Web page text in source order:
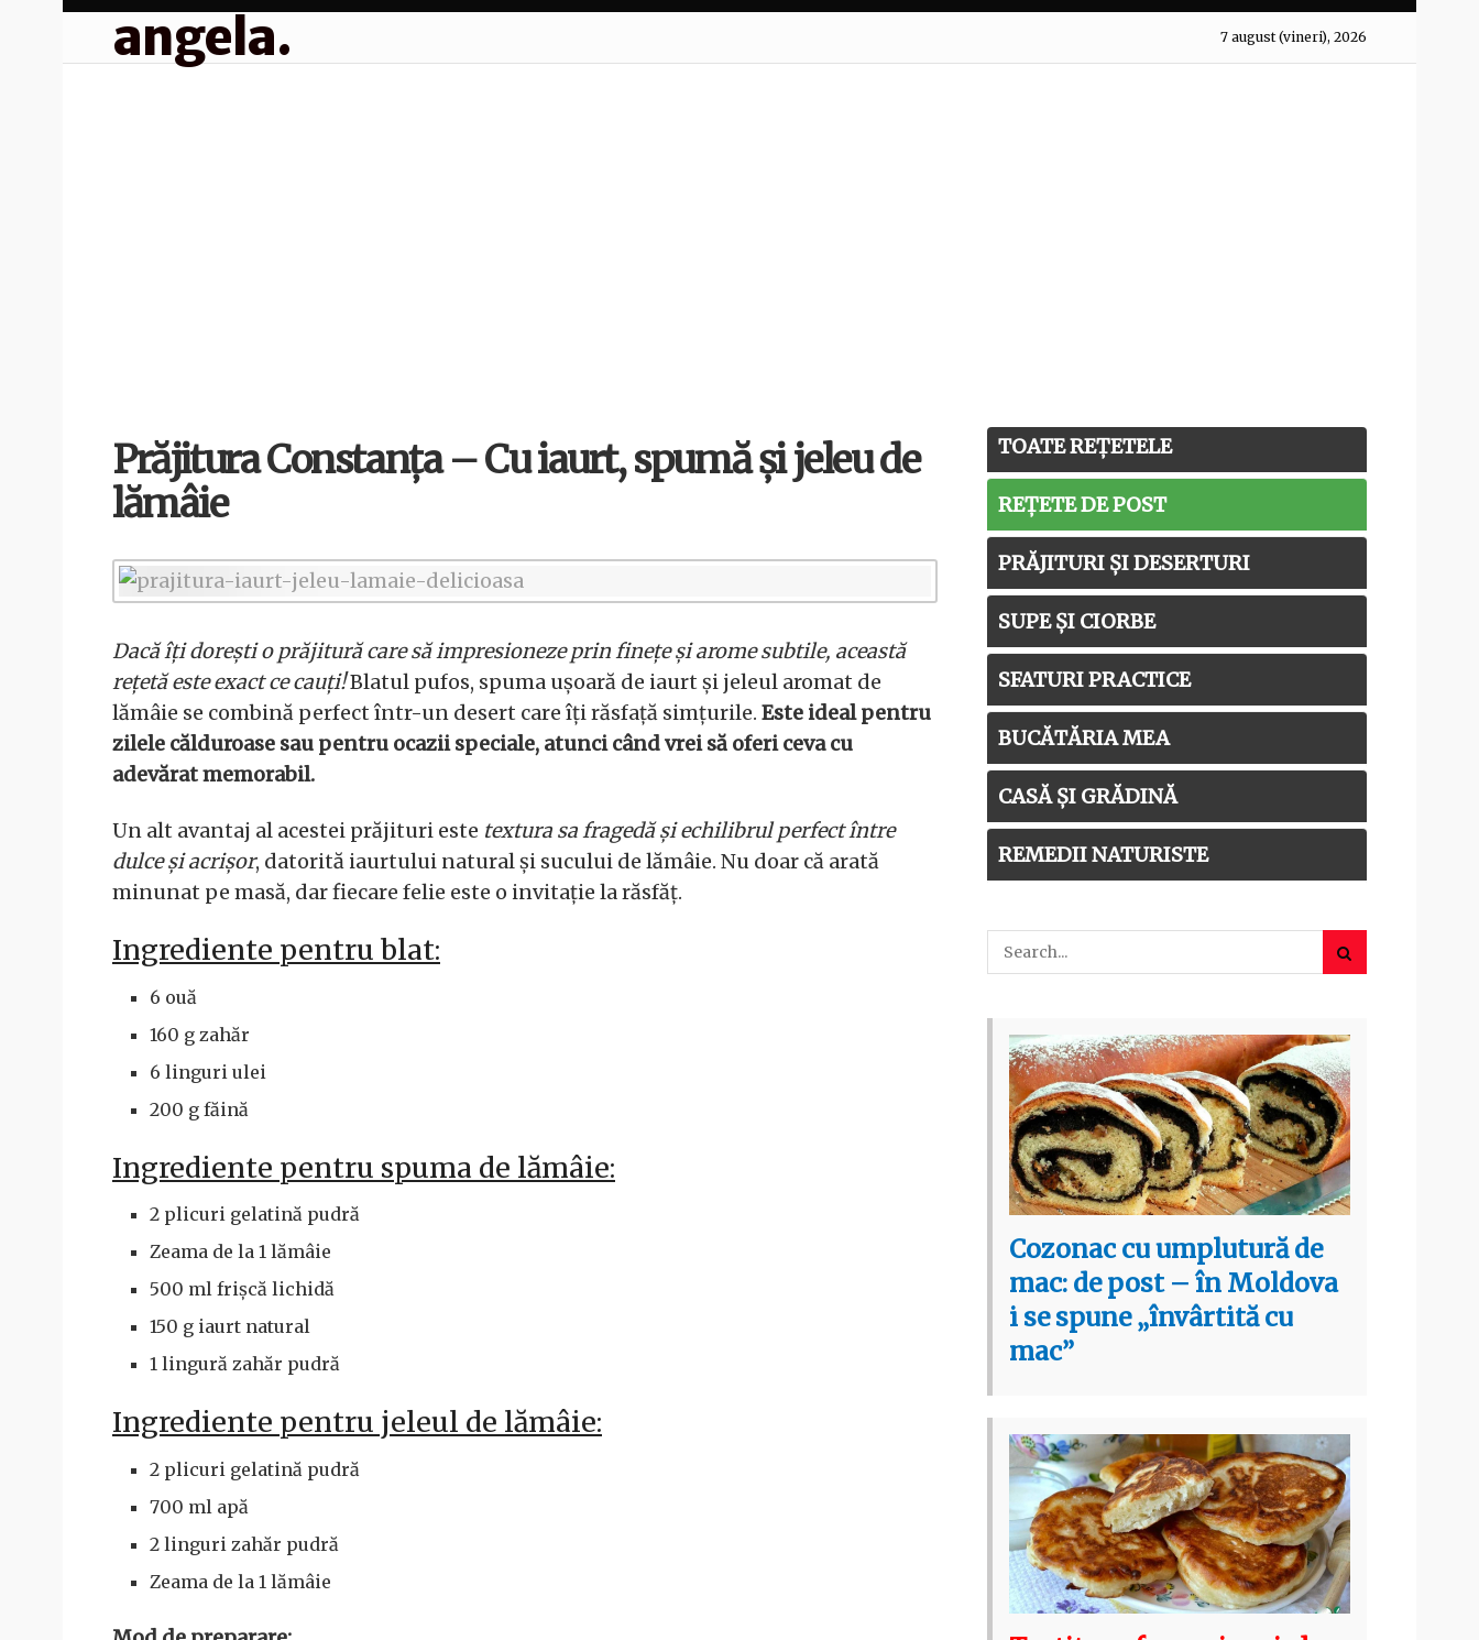
angela. 7 august (vineri), 2026
Prăjitura Constanța – Cu iaurt, spumă și jeleu de
lămâie
Dacă îți dorești o prăjitură care să impresioneze prin finețe și arome subtile, această
rețetă este exact ce cauți!Blatul pufos, spuma ușoară de iaurt și jeleul aromat de
lămâie se combină perfect într-un desert care îți răsfață simțurile. Este ideal pentru
zilele călduroase sau pentru ocazii speciale, atunci când vrei să oferi ceva cu
adevărat memorabil.
Un alt avantaj al acestei prăjituri este textura sa fragedă și echilibrul perfect între
dulce și acrișor, datorită iaurtului natural și sucului de lămâie. Nu doar că arată
minunat pe masă, dar fiecare felie este o invitație la răsfăț.
Ingrediente pentru blat:
6 ouă
160 g zahăr
6 linguri ulei
200 g făină
Ingrediente pentru spuma de lămâie:
2 plicuri gelatină pudră
Zeama de la 1 lămâie
500 ml frișcă lichidă
150 g iaurt natural
1 lingură zahăr pudră
Ingrediente pentru jeleul de lămâie:
2 plicuri gelatină pudră
700 ml apă
2 linguri zahăr pudră
Zeama de la 1 lămâie
TOATE REȚETELE
REȚETE DE POST
PRĂJITURI ȘI DESERTURI
SUPE ȘI CIORBE
SFATURI PRACTICE
BUCĂTĂRIA MEA
CASĂ ȘI GRĂDINĂ
REMEDII NATURISTE
Cozonac cu umplutură de
mac: de post – în Moldova
i se spune „învârtită cu
mac”